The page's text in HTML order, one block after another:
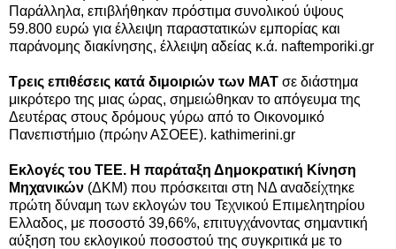
Παράλληλα, επιβλήθηκαν πρόστιμα συνολικού ύψους
59.800 ευρώ για έλλειψη παραστατικών εμπορίας και
παράνομης διακίνησης, έλλειψη αδείας κ.ά. naftemporiki.gr
Τρεις επιθέσεις κατά διμοιριών των ΜΑΤ σε διάστημα
μικρότερο της μιας ώρας, σημειώθηκαν το απόγευμα της
Δευτέρας στους δρόμους γύρω από το Οικονομικό
Πανεπιστήμιο (πρώην ΑΣΟΕΕ). kathimerini.gr
Εκλογές του ΤΕΕ. Η παράταξη Δημοκρατική Κίνηση
Μηχανικών (ΔΚΜ) που πρόσκειται στη ΝΔ αναδείχτηκε
πρώτη δύναμη των εκλογών του Τεχνικού Επιμελητηρίου
Ελλαδος, με ποσοστό 39,66%, επιτυγχάνοντας σημαντική
αύξηση του εκλογικού ποσοστού της συγκριτικά με το